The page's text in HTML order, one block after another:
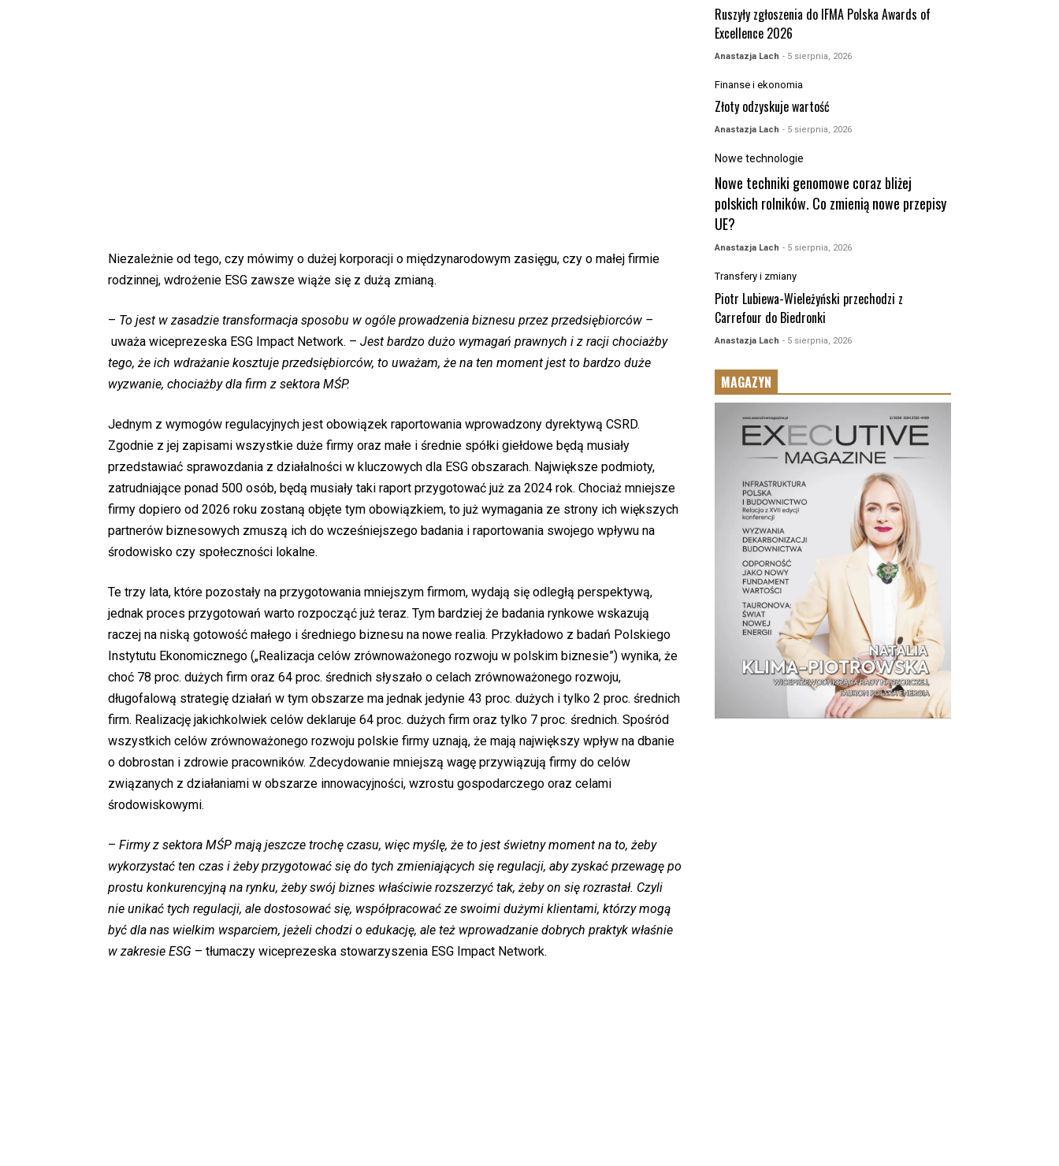
Niezależnie od tego, czy mówimy o dużej korporacji o międzynarodowym zasięgu, czy o małej firmie
rodzinnej, wdrożenie ESG zawsze wiąże się z dużą zmianą.
– To jest w zasadzie transformacja sposobu w ogóle prowadzenia biznesu przez przedsiębiorców –
uważa wiceprezeska ESG Impact Network. – Jest bardzo dużo wymagań prawnych i z racji chociażby
tego, że ich wdrażanie kosztuje przedsiębiorców, to uważam, że na ten moment jest to bardzo duże
wyzwanie, chociażby dla firm z sektora MŚP.
Jednym z wymogów regulacyjnych jest obowiązek raportowania wprowadzony dyrektywą CSRD.
Zgodnie z jej zapisami wszystkie duże firmy oraz małe i średnie spółki giełdowe będą musiały
przedstawiać sprawozdania z działalności w kluczowych dla ESG obszarach. Największe podmioty,
zatrudniające ponad 500 osób, będą musiały taki raport przygotować już za 2024 rok. Chociaż mniejsze
firmy dopiero od 2026 roku zostaną objęte tym obowiązkiem, to już wymagania ze strony ich większych
partnerów biznesowych zmuszą ich do wcześniejszego badania i raportowania swojego wpływu na
środowisko czy społeczności lokalne.
Te trzy lata, które pozostały na przygotowania mniejszym firmom, wydają się odległą perspektywą,
jednak proces przygotowań warto rozpocząć już teraz. Tym bardziej że badania rynkowe wskazują
raczej na niską gotowość małego i średniego biznesu na nowe realia. Przykładowo z badań Polskiego
Instytutu Ekonomicznego („Realizacja celów zrównoważonego rozwoju w polskim biznesie”) wynika, że
choć 78 proc. dużych firm oraz 64 proc. średnich słyszało o celach zrównoważonego rozwoju,
długofalową strategię działań w tym obszarze ma jednak jedynie 43 proc. dużych i tylko 2 proc. średnich
firm. Realizację jakichkolwiek celów deklaruje 64 proc. dużych firm oraz tylko 7 proc. średnich. Spośród
wszystkich celów zrównoważonego rozwoju polskie firmy uznają, że mają największy wpływ na dbanie
o dobrostan i zdrowie pracowników. Zdecydowanie mniejszą wagę przywiązują firmy do celów
związanych z działaniami w obszarze innowacyjności, wzrostu gospodarczego oraz celami
środowiskowymi.
– Firmy z sektora MŚP mają jeszcze trochę czasu, więc myślę, że to jest świetny moment na to, żeby
wykorzystać ten czas i żeby przygotować się do tych zmieniających się regulacji, aby zyskać przewagę po
prostu konkurencyjną na rynku, żeby swój biznes właściwie rozszerzyć tak, żeby on się rozrastał. Czyli
nie unikać tych regulacji, ale dostosować się, współpracować ze swoimi dużymi klientami, którzy mogą
być dla nas wielkim wsparciem, jeżeli chodzi o edukację, ale też wprowadzanie dobrych praktyk właśnie
w zakresie ESG – tłumaczy wiceprezeska stowarzyszenia ESG Impact Network.
Ruszyły zgłoszenia do IFMA Polska Awards of
Excellence 2026
Anastazja Lach - 5 sierpnia, 2026
Finanse i ekonomia
Złoty odzyskuje wartość
Anastazja Lach - 5 sierpnia, 2026
Nowe technologie
Nowe techniki genomowe coraz bliżej
polskich rolników. Co zmienią nowe przepisy
UE?
Anastazja Lach - 5 sierpnia, 2026
Transfery i zmiany
Piotr Lubiewa-Wieleżyński przechodzi z
Carrefour do Biedronki
Anastazja Lach - 5 sierpnia, 2026
MAGAZYN